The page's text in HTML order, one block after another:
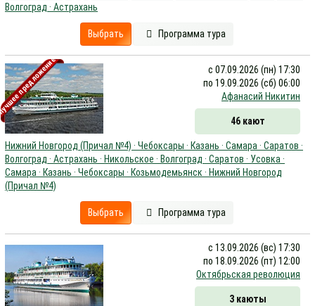
Волгоград · Астрахань
Выбрать Программа тура
предложение
с 07.09.2026 (пн) 17:30
по 19.09.2026 (сб) 06:00
Афанасий Никитин
46 кают
Нижний Новгород (Причал №4) · Чебоксары · Казань · Самара · Саратов ·
Волгоград · Астрахань · Никольское · Волгоград · Саратов · Усовка ·
Самара · Казань · Чебоксары · Козьмодемьянск · Нижний Новгород
(Причал №4)
Выбрать Программа тура
с 13.09.2026 (вс) 17:30
по 18.09.2026 (пт) 12:00
Октябрьская революция
3 каюты